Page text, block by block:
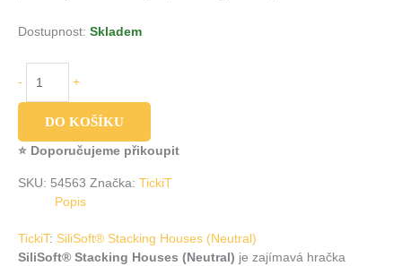
Dostupnost: Skladem
- +
DO KOŠÍKU
⭐ Doporučujeme přikoupit
SKU: 54563 Značka: TickiT
Popis
TickiT: SiliSoft® Stacking Houses (Neutral)
SiliSoft® Stacking Houses (Neutral) je zajímavá hračka